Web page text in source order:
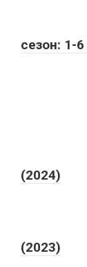
сезон: 1-
(2024)
(2023)